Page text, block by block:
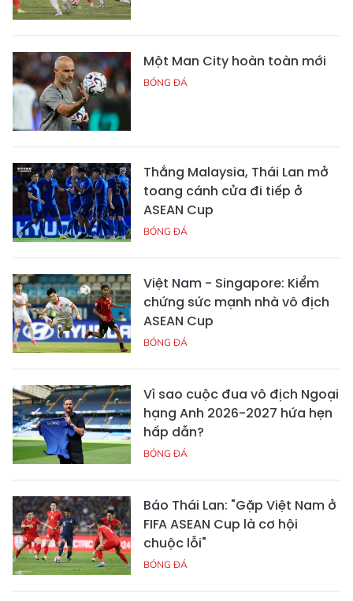
Một Man City hoàn toàn mới
BÓNG ĐÁ
Thắng Malaysia, Thái Lan mở
toang cánh cửa đi tiếp ở
ASEAN Cup
BÓNG ĐÁ
Việt Nam - Singapore: Kiểm
chứng sức mạnh nhà vô địch
ASEAN Cup
BÓNG ĐÁ
Vì sao cuộc đua vô địch Ngoại
hạng Anh 2026-2027 hứa hẹn
hấp dẫn?
BÓNG ĐÁ
Báo Thái Lan: "Gặp Việt Nam ở
FIFA ASEAN Cup là cơ hội
chuộc lỗi"
BÓNG ĐÁ